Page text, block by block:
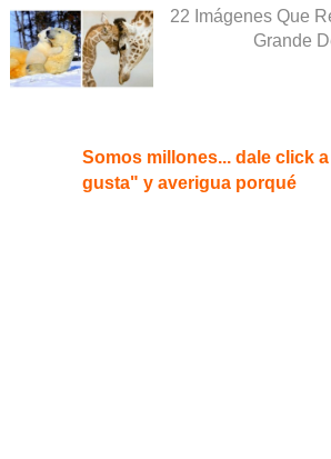
22 Imágenes Que
Grande
Somos millones... dale click
gusta" y averigua porqué